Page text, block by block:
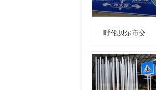
呼伦贝尔市交